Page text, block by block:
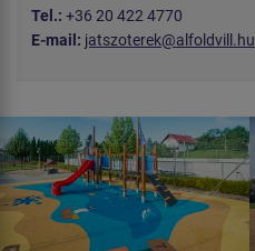
Tel.: +36 20 422 4770
E-mail: jatszoterek@alfoldvill.hu